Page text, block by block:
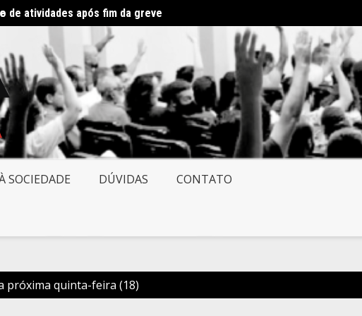
de atividades após fim da greve
SOCIEDADE DÚVIDAS CONTATO
próxima quinta-feira (18)